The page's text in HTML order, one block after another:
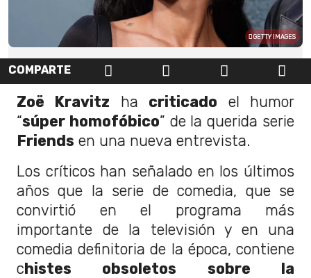
GETTY IMAGES
COMPARTE
Zoë Kravitz ha criticado el humor
“súper homofóbico” de la querida serie
Friends en una nueva entrevista.
Los críticos han señalado en los últimos
años que la serie de comedia, que se
convirtió en el programa más
importante de la televisión y en una
comedia definitoria de la época, contiene
chistes obsoletos sobre la